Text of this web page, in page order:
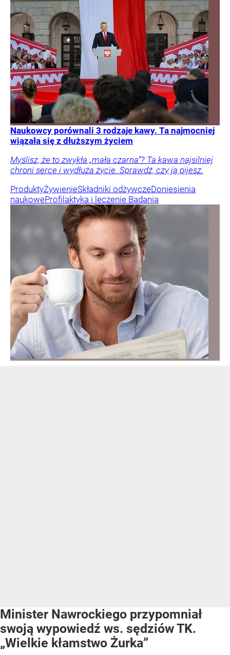
Naukowcy porównali 3 rodzaje kawy. Ta najmocniej
wiązała się z dłuższym życiem
Myślisz, że to zwykła „mała czarna”? Ta kawa najsilniej
chroni serce i wydłuża życie. Sprawdź, czy ją pijesz.
ProduktyŻywienieSkładniki odżywczeDoniesienia
naukoweProfilaktyka i leczenie Badania
Minister Nawrockiego przypomniał
swoją wypowiedź ws. sędziów TK.
„Wielkie kłamstwo Żurka”